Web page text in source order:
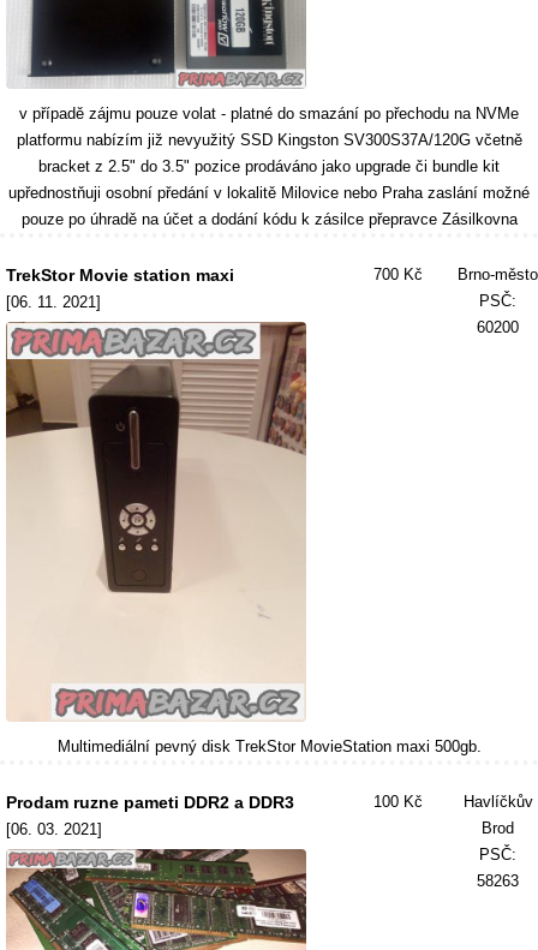
v případě zájmu pouze volat - platné do smazání po přechodu na NVMe
platformu nabízím již nevyužitý SSD Kingston SV300S37A/120G včetně
bracket z 2.5" do 3.5" pozice prodáváno jako upgrade či bundle kit
upřednostňuji osobní předání v lokalitě Milovice nebo Praha zaslání možné
pouze po úhradě na účet a dodání kódu k zásilce přepravce Zásilkovna
TrekStor Movie station maxi
[06. 11. 2021]
700 Kč
Brno-město
PSČ:
60200
Multimediální pevný disk TrekStor MovieStation maxi 500gb.
Prodam ruzne pameti DDR2 a DDR3
[06. 03. 2021]
100 Kč
Havlíčkův
Brod
PSČ:
58263